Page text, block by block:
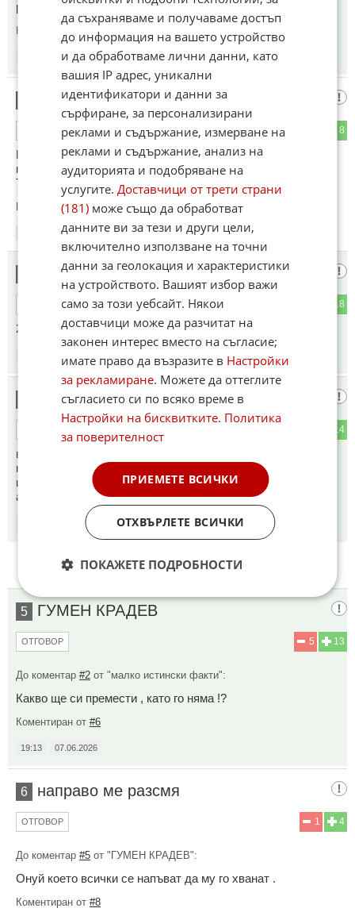
ромляни, много си приличат с тоя
Коментиран от #9
07.06.2026
малко истински факти
8
ОТГОВОР
Колко са жалки разни либирастици ,единственото нещо
което осмисля жалкия им живот е да плюят иджафят по
Тръмп , а той пък Тръм направо ще си го премести ...
Коментиран от #5,#21
07.06.2026
сащисан кравар
18
ОТГОВОР
250 години Тръмпония
а преди
14
всичко се въртеше само около Тиквата
когото сега си къта чекмеджетата
и радеви не го търсят
а искат да дигат данъците на тиквените поклонници
07.06.2026
5 ГУМЕН КРАДЕВ
13
5
ОТГОВОР
До коментар #2 от "малко истински факти":
Какво ще си премести , като го няма !?
Коментиран от #6
19:13 07.06.2026
6 направо ме разсмя
4
1
ОТГОВОР
До коментар #5 от "ГУМЕН КРАДЕВ":
Онуй което всички се напъват да му го хванат .
Коментиран от #8
да съхраняваме и получаваме достъп
до информация на вашето устройство
и да обработваме лични данни, като
вашия IP адрес, уникални
идентификатори и данни за
сърфиране, за персонализирани
реклами и съдържание, измерване на
реклами и съдържание, анализ на
аудиторията и подобряване на
услугите.Доставчици от трети страни
(181) може също да обработват
данните ви за тези и други цели,
включително използване на точни
данни за геолокация и характеристики
на устройството. Вашият избор важи
само за този уебсайт. Някои
доставчици може да разчитат на
законен интерес вместо на съгласие;
имате право да възразите в Настройки
за рекламиране. Можете да оттеглите
съгласието си по всяко време в
Настройки на бисквитките. Политика
за поверителност
ПРИЕМЕТЕ ВСИЧКИ
ОТХВЪРЛЕТЕ ВСИЧКИ
ПОКАЖЕТЕ ПОДРОБНОСТИ